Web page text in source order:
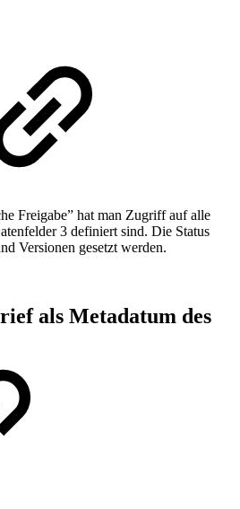
Freigabe” hat man Zugriff auf alle
3 definiert sind. Die Status
Versionen gesetzt werden.
als Metadatum des